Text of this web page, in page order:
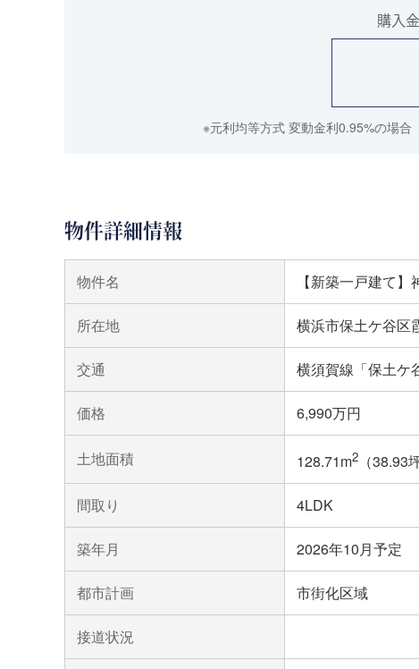
購入
※元利均等方式 変動金利0.95%の場
物件詳細情報
物件名 【新築一戸建て
所在地 横浜市保土ケ谷区
交通 横須賀線「保土ケ
価格 6,990万円
土地面積 128.71m2（38.93坪
間取り 4LDK
築年月 2026年10月予定
都市計画 市街化区域
接道状況